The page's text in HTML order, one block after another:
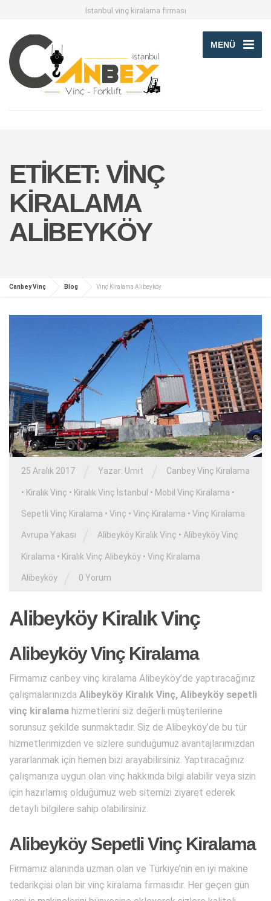
İstanbul vinç kiralama firması
MENÜ
ETIKET:VINÇ
KIRALAMA
ALIBEYKÖY
Canbey Vinç Blog Vinç Kiralama Alibeyköy
25 Aralık 2017 Yazar: Umit Canbey Vinç Kiralama
• Kiralık Vinç • Kiralık Vinç İstanbul • Mobil Vinç Kiralama •
Sepetli Vinç Kiralama • Vinç • Vinç Kiralama • Vinç Kiralama
Avrupa Yakası Alibeyköy Kiralık Vinç • Alibeyköy Vinç
Kiralama • Kiralık Vinç Alibeyköy • Vinç Kiralama
Alibeyköy 0 Yorum
Alibeyköy Kiralık Vinç
Alibeyköy Vinç Kiralama
Firmamız canbey vinç kiralama Alibeyköy’de yaptıracağınız
çalışmalarınızda Alibeyköy Kiralık Vinç, Alibeyköy sepetli
vinç kiralama hizmetlerini siz değerli müşterilerine
sorunsuz şekilde sunmaktadır. Siz de Alibeyköy’de bu tür
hizmetlerimizden ve sizlere sunduğumuz avantajlarımızdan
yararlanmak için hemen bizi arayabilirsiniz. Yaptıracağınız
çalışmanıza uygun olan vinç hakkında bilgi alabilir veya sizin
için hazırlamış olduğumuz web sitemizi ziyaret ederek
detaylı bilgilere sahip olabilirsiniz.
Alibeyköy Sepetli Vinç Kiralama
Firmamız alanında uzman olan ve Türkiye’nin en iyi makine
tedarikçisi olan bir vinç kiralama firmasıdır. Her geçen gün